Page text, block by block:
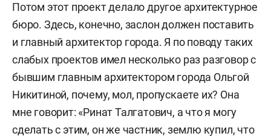
Потом этот проект делало другое архитектурное
бюро. Здесь, конечно, заслон должен поставить
и главный архитектор города. Я по поводу таких
слабых проектов имел несколько раз разговор с
бывшим главным архитектором города Ольгой
Никитиной, почему, мол, пропускаете их? Она
мне говорит: «Ринат Талгатович, а что я могу
сделать с этим, он же частник, землю купил, что